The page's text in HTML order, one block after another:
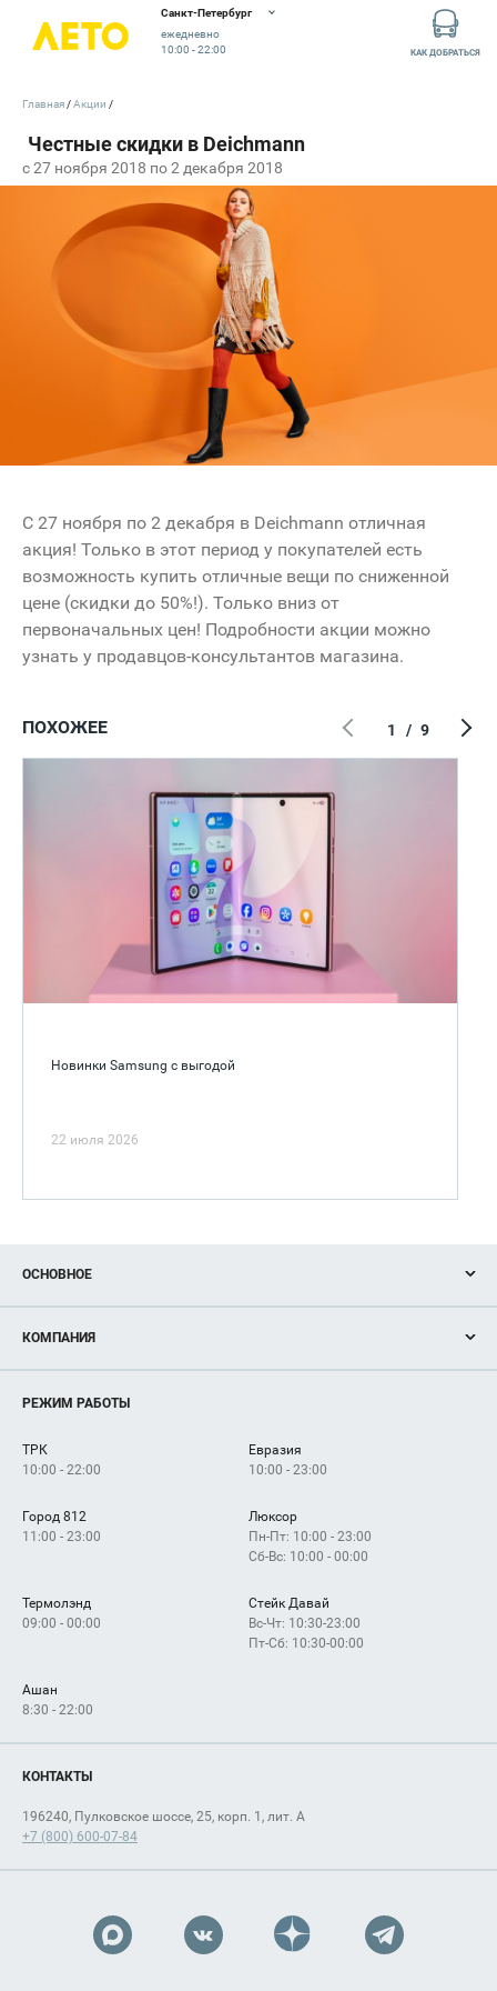
Санкт-Петербург
ежедневно
10:00 - 22:00
КАК ДОБРАТЬСЯ
c 27 ноября 2018 по 2 декабря 2018
Главная Акции
С 27 ноября по 2 декабря в Deichmann отличная
акция! Только в этот период у покупателей есть
возможность купить отличные вещи по сниженной
цене (скидки до 50%!). Только вниз от
первоначальных цен! Подробности акции можно
узнать у продавцов-консультантов магазина.
ПОХОЖЕЕ
Новинки Samsung с выгодой
22 июля 2026
1 / 9
ОСНОВНОЕ
Новости
Магазины
Услуги
КОМПАНИЯ
Рекламодателям
Как добраться
РЕЖИМ РАБОТЫ
ТРК
10:00 - 22:00
Евразия
10:00 - 23:00
Город 812
11:00 - 23:00
Люксор
Пн-Пт: 10:00 - 23:00
Сб-Вс: 10:00 - 00:00
Термолэнд
09:00 - 00:00
Стейк Давай
Вс-Чт: 10:30-23:00
Пт-Сб: 10:30-00:00
Ашан
8:30 - 22:00
КОНТАКТЫ
196240, Пулковское шоссе, 25, корп. 1, лит. А
+7 (800) 600-07-84